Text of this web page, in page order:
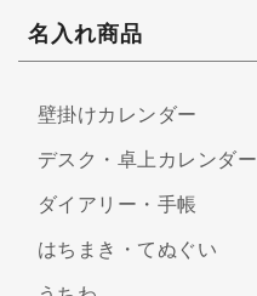
名入れ商品
壁掛けカレンダー
デスク・卓上カレンダー
ダイアリー・手帳
はちまき・てぬぐい